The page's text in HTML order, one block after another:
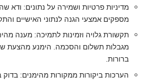
מדיניות פרטיות ושמירה על נתונים: ודא
מספקים אמצעי הגנה לנתוני האישיים
תקשורת גלויה וזמינות לתמיכה: מענה
מגבלות תשלום והסכמה. הימנע מהצעת
ברורות.
הערכות ביקורות ממקורות מהימנים: בדוק